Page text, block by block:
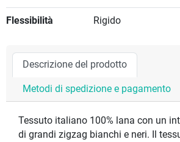
Flessibilità Rigido
Descrizione del prodotto
Metodi di spedizione e pagamento
Tessuto italiano 100% lana con un
di grandi zigzag bianchi e neri. Il